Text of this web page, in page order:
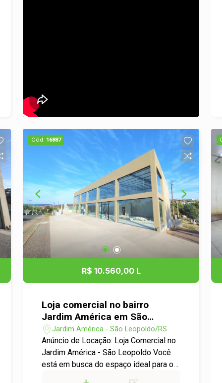
as vantagens que essa loja pode
oferecer para o seu negócio. Invista no
futuro do seu negócio!
Cód. 16887
R$ 10.560,00 L
Loja comercial no bairro
Jardim América em São
Leopoldo
Jardim América - São Leopoldo/RS
Anúncio de Locação: Loja Comercial no
Jardim América - São Leopoldo Você
está em busca do espaço ideal para o